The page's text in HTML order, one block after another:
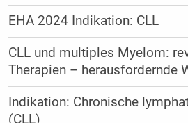
EHA 2024 Indikation: CLL
CLL und multiples Myelom:
Therapien – herausfordernde
Indikation: Chronische
(CLL)